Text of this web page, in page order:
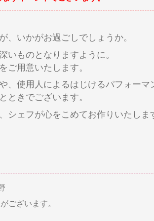
、いかがお過ごしでしょうか。
いものとなりますように。
ご用意いたします。
使用人によるはじけるパフォーマ
ときでございます。
ェフが心をこめてお作りいたしま
ございます。